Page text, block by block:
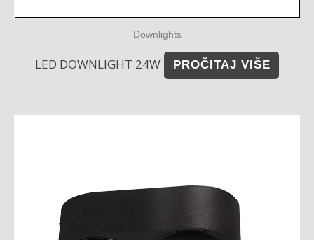
Downlights
LED DOWNLIGHT 24W PROČITAJ VIŠE